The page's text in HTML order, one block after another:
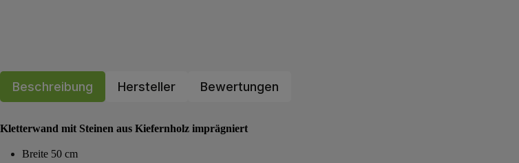
Beschreibung Hersteller Bewertungen
Kletterwand mit Steinen aus Kiefernholz imprägniert
Breite 50 cm